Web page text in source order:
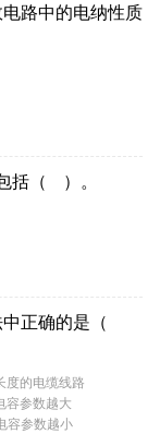
路中的电纳性质
括（ ）。
正确的是（
度的电缆线路
容参数越大
容参数越小